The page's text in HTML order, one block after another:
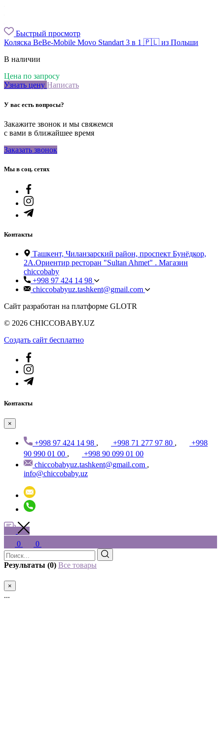
Быстрый просмотр
Коляска BeBe-Mobile Movo Standart 3 в 1 🇵🇱 из Польши
В наличии
Цена по запросу
Узнать цену Написать
У вас есть вопросы?
Закажите звонок и мы свяжемся
с вами в ближайшее время
Заказать звонок
Мы в соц. сетях
Контакты
Ташкент, Чиланзарский район, проспект Бунёдкор,
2А.Ориентир ресторан "Sultan Ahmet" . Магазин
chiccobaby
+998 97 424 14 98
chiccobabyuz.tashkent@gmail.com
Сайт разработан на платформе GLOTR
© 2026 CHICCOBABY.UZ
Создать cайт бесплатно
Контакты
×
+998 97 424 14 98 , +998 71 277 97 80 ,
+998
90 990 01 00 ,
+998 90 099 01 00
chiccobabyuz.tashkent@gmail.com ,
info@chiccobaby.uz
0 0
Результаты (0) Все товары
×
...